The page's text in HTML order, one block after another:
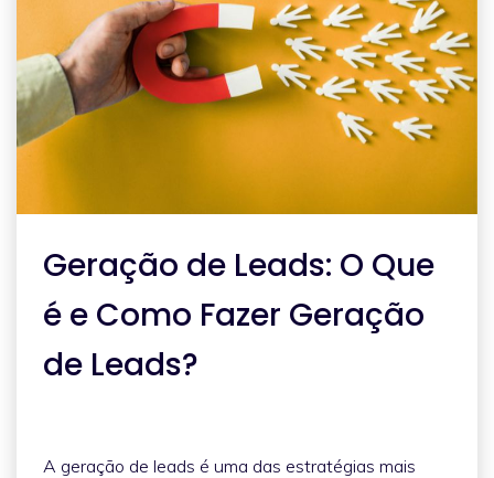
Geração de Leads: O Que
é e Como Fazer Geração
de Leads?
A geração de leads é uma das estratégias mais